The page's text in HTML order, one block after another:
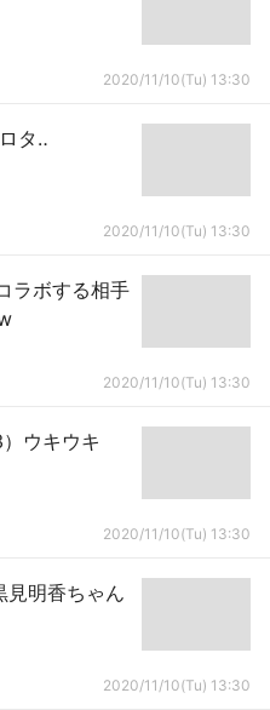
2020/11/10(Tu) 13:30
タ‥
2020/11/10(Tu) 13:30
ラボする相手
2020/11/10(Tu) 13:30
ウキウキ
2020/11/10(Tu) 13:30
見明香ちゃん
2020/11/10(Tu) 13:30